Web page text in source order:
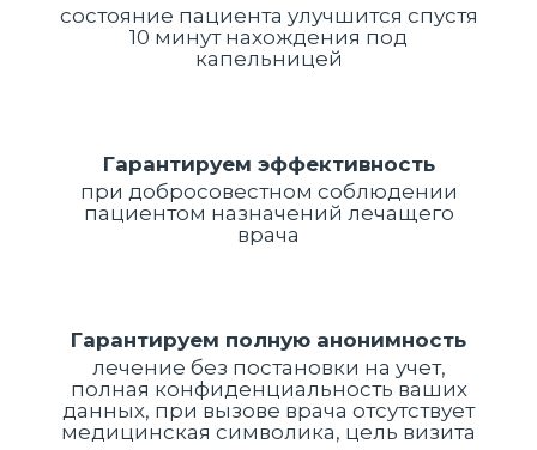
состояние пациента улучшится спустя
10 минут нахождения под
капельницей
Гарантируем эффективность
при добросовестном соблюдении
пациентом назначений лечащего
врача
Гарантируем полную анонимность
лечение без постановки на учет,
полная конфиденциальность ваших
данных, при вызове врача отсутствует
медицинская символика, цель визита